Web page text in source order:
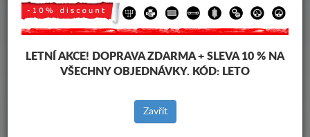
Kryt pod motor Opel Tigra
LETNÍ AKCE! DOPRAVA ZDARMA + SLEVA 10 % NA
VŠECHNY OBJEDNÁVKY. KÓD: LETO
Zavřít